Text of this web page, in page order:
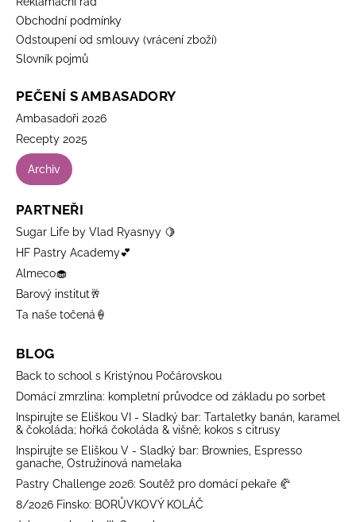
Obchodní podmínky
Odstoupení od smlouvy (vrácení zboží)
Slovník pojmů
PEČENÍ S AMBASADORY
Ambasadoři 2026
Recepty 2025
Archiv
PARTNEŘI
Sugar Life by Vlad Ryasnyy 🍋
HF Pastry Academy💕
Almeco🧁
Barový institut🥂
Ta naše točená🍦
BLOG
Back to school s Kristýnou Počárovskou
Domácí zmrzlina: kompletní průvodce od základu po sorbet
Inspirujte se Eliškou VI - Sladký bar: Tartaletky banán, karamel
& čokoláda; hořká čokoláda & višně; kokos s citrusy
Inspirujte se Eliškou V - Sladký bar: Brownies, Espresso
ganache, Ostružinová namelaka
Pastry Challenge 2026: Soutěž pro domácí pekaře 🥐
8/2026 Finsko: BORŮVKOVÝ KOLÁČ